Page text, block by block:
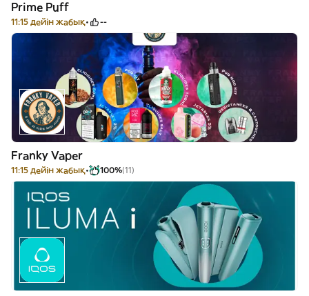
Prime Puff
11:15 дейін жабық --
Franky Vaper
11:15 дейін жабық 100%(11)